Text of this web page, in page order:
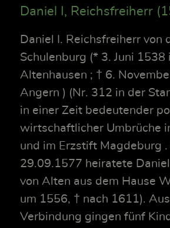
Daniel I, Reichsfreiherr
Daniel I. Reichsfreiherr von
Schulenburg (* 3. Juni 1538
Altenhausen ; † 6.
Angern ) (Nr. 312 in der
in einer Zeit bedeutender
wirtschaftlicher Umbrüche
und im Erzstift Magdeburg .
29.09.1577 heiratete
von Alten aus dem Hause
um 1556, † nach 1611).
Verbindung gingen fünf